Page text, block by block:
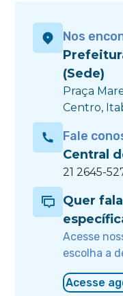
Nos
(Sede)
Praça
Centro,
Fale
Central
21 2645-
Quer
Acesse
escolha a
Acesse